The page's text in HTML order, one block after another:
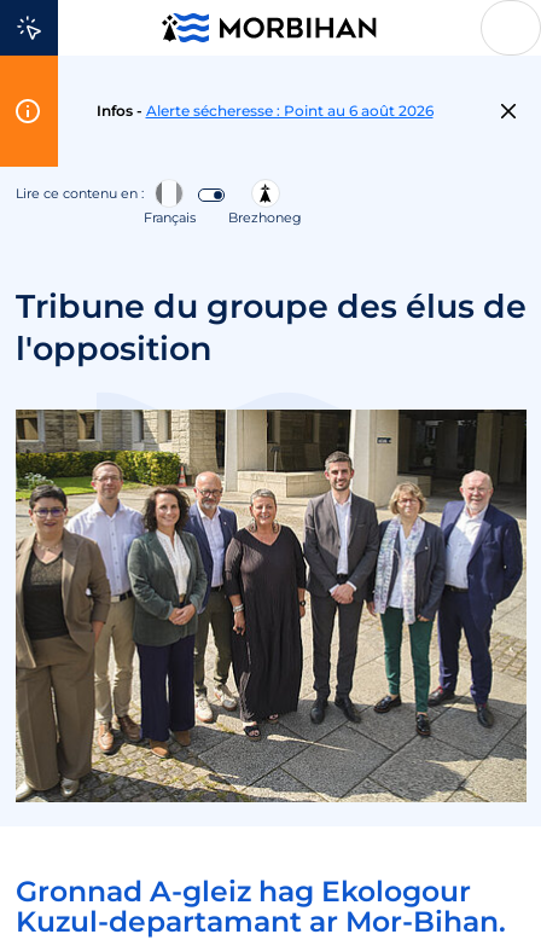
Aller au contenu
Infos - Alerte sécheresse : Point au 6 août 2026
Lire ce contenu en :
Français
Brezhoneg
Tribune du groupe des élus de
l'opposition
Gronnad A-gleiz hag Ekologour
Kuzul-departamant ar Mor-Bihan.